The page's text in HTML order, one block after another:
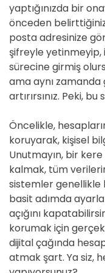
yaptığınızda bir
önceden
posta adresinize
şifreyle yetinmeyip,
sürecine girmiş
ama aynı
artırırsınız. Peki,
Öncelikle,
koruyarak, kişisel
Unutmayın, bir
kalmak, tüm
sistemler genellikle
basit adımda
açığını
korumak için
dijital çağında
atmak şart. Ya siz,